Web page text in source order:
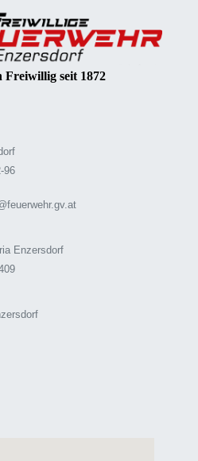
Freiwillig seit 1872
96
Enzersdorf